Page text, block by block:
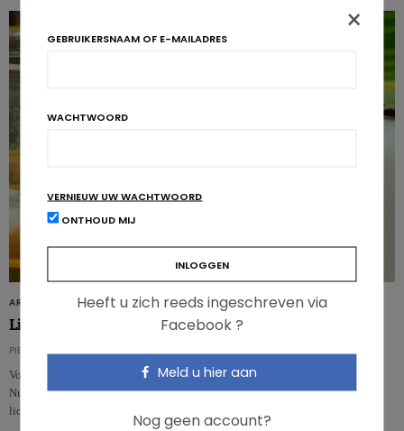
ARTIKELS
Lichaamsbeweging en kokosolie tegen hoge bloeddruk
PIERRE PÉROCHON
Volgens een nieuwe studie verschenen in het tijdschrift Applied Physiology,
Nutrition, and Metabolism zou een combinatie van kokosolie en
lichaamsbeweging d…
×
GEBRUIKERSNAAM OF E-MAILADRES
WACHTWOORD
VERNIEUW UW WACHTWOORD
ONTHOUD MIJ
Heeft u zich reeds ingeschreven via
Facebook ?
Meld u hier aan
Nog geen account?